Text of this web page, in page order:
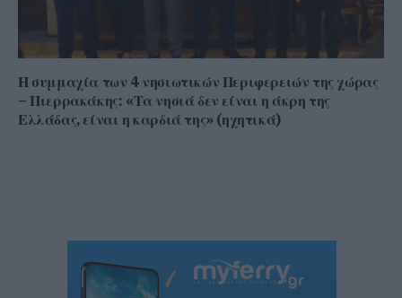
Η συμμαχία των 4 νησιωτικών Περιφερειών της χώρας
– Πιερρακάκης: «Τα νησιά δεν είναι η άκρη της
Ελλάδας, είναι η καρδιά της» (ηχητικά)